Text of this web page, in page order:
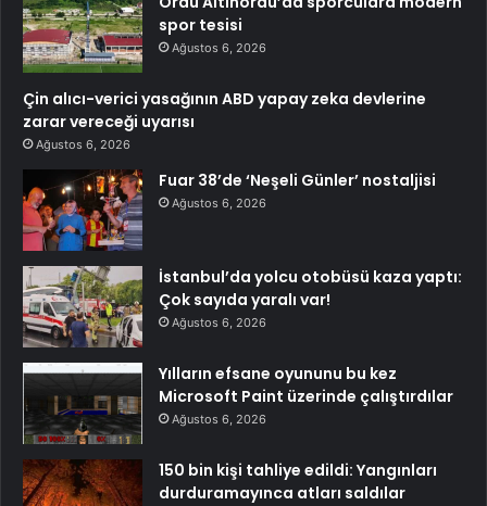
spor tesisi
Ağustos 6, 2026
Çin alıcı-verici yasağının ABD yapay zeka devlerine
zarar vereceği uyarısı
Ağustos 6, 2026
Fuar 38’de ‘Neşeli Günler’ nostaljisi
Ağustos 6, 2026
İstanbul’da yolcu otobüsü kaza yaptı:
Çok sayıda yaralı var!
Ağustos 6, 2026
Yılların efsane oyununu bu kez
Microsoft Paint üzerinde çalıştırdılar
Ağustos 6, 2026
150 bin kişi tahliye edildi: Yangınları
durduramayınca atları saldılar